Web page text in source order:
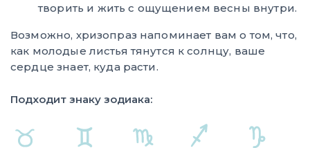
творить и жить с ощущением весны внутри.
Возможно, хризопраз напоминает вам о том, что,
как молодые листья тянутся к солнцу, ваше
сердце знает, куда расти.
Подходит знаку зодиака: